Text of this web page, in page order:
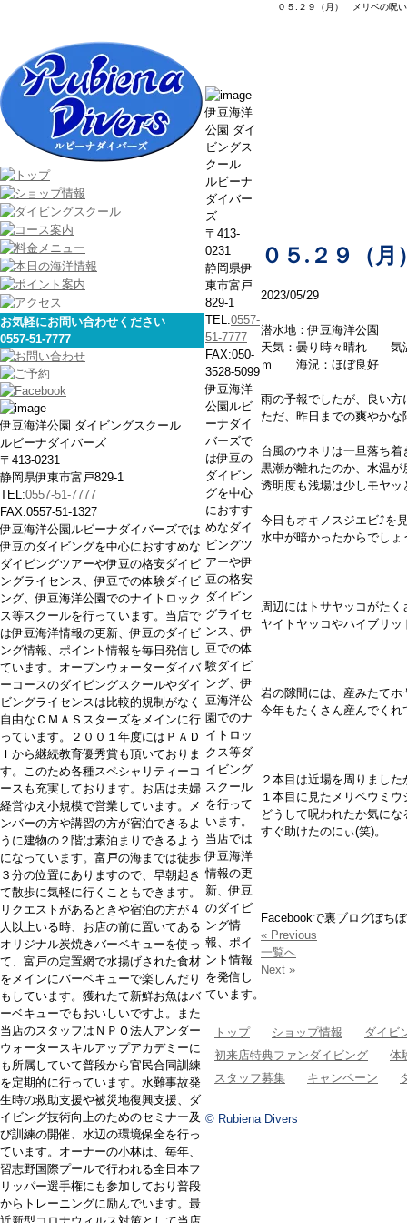
０５.２９（月） メリベの呪い
お気軽にお問い合わせください
0557-51-7777
伊豆海洋公園 ダイビングスクール
ルビーナダイバーズ
〒413-0231
静岡県伊東市富戸829-1
TEL:0557-51-7777
FAX:0557-51-1327
伊豆海洋公園ルビーナダイバーズでは
伊豆のダイビングを中心におすすめな
ダイビングツアーや伊豆の格安ダイビ
ングライセンス、伊豆での体験ダイビ
ング、伊豆海洋公園でのナイトロック
ス等スクールを行っています。当店で
は伊豆海洋情報の更新、伊豆のダイビ
ング情報、ポイント情報を毎日発信し
ています。オープンウォーターダイバ
ーコースのダイビングスクールやダイ
ビングライセンスは比較的規制がなく
自由なＣＭＡＳスターズをメインに行
っています。２００１年度にはＰＡＤ
Ｉから継続教育優秀賞も頂いておりま
す。このため各種スペシャリティーコ
ースも充実しております。お店は夫婦
経営ゆえ小規模で営業しています。メ
ンバーの方や講習の方が宿泊できるよ
うに建物の２階は素泊まりできるよう
になっています。富戸の海までは徒歩
３分の位置にありますので、早朝起き
て散歩に気軽に行くこともできます。
リクエストがあるときや宿泊の方が４
人以上いる時、お店の前に置いてある
オリジナル炭焼きバーベキューを使っ
て、富戸の定置網で水揚げされた食材
をメインにバーベキューで楽しんだり
もしています。獲れたて新鮮お魚はバ
ーベキューでもおいしいですよ。また
当店のスタッフはＮＰＯ法人アンダー
ウォータースキルアップアカデミーに
も所属していて普段から官民合同訓練
を定期的に行っています。水難事故発
生時の救助支援や被災地復興支援、ダ
イビング技術向上のためのセミナー及
び訓練の開催、水辺の環境保全を行っ
ています。オーナーの小林は、毎年、
習志野国際プールで行われる全日本フ
リッパー選手権にも参加しており普段
からトレーニングに励んでいます。最
０５.２９（
2023/05/29
潜水地：伊豆海洋公園
天気：曇り時々晴れ
ｍ 海況：ほぼ良好
雨の予報でしたが、良い
ただ、昨日までの爽やか
台風のウネリは一旦落ち
黒潮が離れたのか、水温が
透明度も浅場は少しモヤッ
今日もオキノスジエビ⤴を
水中が暗かったからでし
周辺にはトサヤッコがたく
ヤイトヤッコやハイブリッ
岩の隙間には、産みたて
今年もたくさん産んでく
２本目は近場を周りまし
１本目に見たメリベウミ
どうして呪われたか気にな
すぐ助けたのにぃ(笑)。
Facebookで裏ブログぼち
« Previous
一覧へ
Next »
伊豆海洋
公園 ダイ
ビングス
クール
ルビーナ
ダイバー
ズ
〒413-
0231
静岡県伊
東市富戸
829-1
TEL:0557-
51-7777
FAX:050-
3528-5099
伊豆海洋
公園ルビ
ーナダイ
バーズで
は伊豆の
ダイビン
グを中心
におすす
めなダイ
ビングツ
アーや伊
豆の格安
ダイビン
グライセ
ンス、伊
豆での体
験ダイビ
ング、伊
豆海洋公
園でのナ
イトロッ
クス等ダ
イビング
スクール
を行って
います。
当店では
伊豆海洋
情報の更
新、伊豆
のダイビ
ング情
報、ポイ
ント情報
を発信し
ています。
トップ ショップ情報
ダイビ
初来店特典ファンダイビング
体
スタッフ募集
キャンペーン
© Rubiena Divers